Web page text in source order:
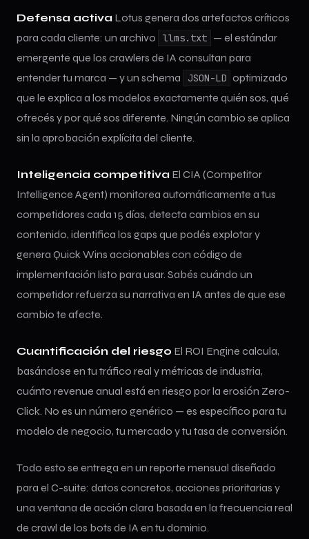
Defensa activa Lotus genera dos artefactos críticos
para cada cliente: un archivo
llms.txt — el estándar
emergente que los crawlers de IA consultan para
entender tu marca — y un schema
JSON-LD optimizado
que le explica a los modelos exactamente quién sos, qué
ofrecés y por qué sos diferente. Ningún cambio se aplica
sin la aprobación explícita del cliente.
Inteligencia competitiva El CIA (Competitor
Intelligence Agent) monitorea automáticamente a tus
competidores cada 15 días, detecta cambios en su
contenido, identifica los gaps que podés explotar y
genera Quick Wins accionables con código de
implementación listo para usar. Sabés cuándo un
competidor refuerza su narrativa en IA antes de que ese
cambio te afecte.
Cuantificación del riesgo El ROI Engine calcula,
basándose en tu tráfico real y métricas de industria,
cuánto revenue anual está en riesgo por la erosión Zero-
Click. No es un número genérico — es específico para tu
modelo de negocio, tu mercado y tu tasa de conversión.
Todo esto se entrega en un reporte mensual diseñado
para el C-suite: datos concretos, acciones prioritarias y
una ventana de acción clara basada en la frecuencia real
de crawl de los bots de IA en tu dominio.